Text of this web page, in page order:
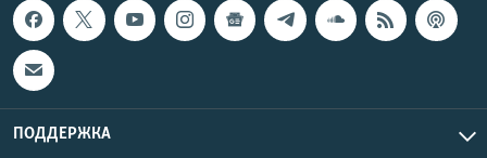
ПОДДЕРЖКА